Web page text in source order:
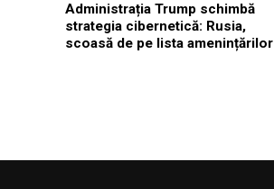
Administrația Trump schimbă
strategia cibernetică: Rusia,
scoasă de pe lista amenințărilor